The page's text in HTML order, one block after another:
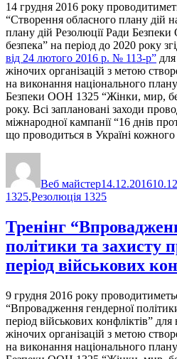
14 грудня 2016 року
“Створення обласного плану дій
плану дій Резолюції Ради
безпека” на період до 2020 року
від 24 лютого 2016 р. № 113-р”
жіночих організацій з метою
на виконання національного
Безпеки ООН 1325 “Жінки, мир,
року. Всі заплановані заходи
міжнародної кампанії “16 днів
що проводиться в Україні кожного
Веб майстер14.12.2016
1325,Резолюція 1325
Тренінг
політики та захисту
період військових
9 грудня 2016 року
“Впровадження гендерної
період військових конфліктів”
жіночих організацій з метою
на виконання національного